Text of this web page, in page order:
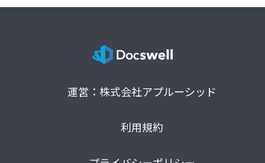
運営：株式会社アプルーシッド
利用規約